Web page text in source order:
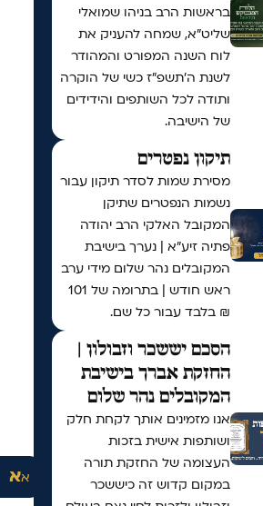
אא
בראשות הרב בניהו שמואלי
שליט"א, שמחה להעניק את
לוח השנה המפורט והמהודר
לשנת ה'תשפ"ז כשי של הוקרה
ותודה לכל השותפים והידידים
של הישיבה.
תיקון נפטרים
מסירת שמות לסדר תיקון עבור
נשמות הנפטרים שתיקן
המקובל האלקי הרב יהודה
פתיה זיע"א | נערך בישיבת
המקובלים נהר שלום מידי ערב
ראש חודש | בתרומה של 101
₪ בלבד עבור כל שם.
הסכם יששכר וזבולון |
החזקת אברך בישיבת
המקובלים נהר שלום
אנו מזמינים אותך לקחת חלק
ושותפות אישית בזכות
העצומה של החזקת תורה
במקום קדוש זה כיששכר